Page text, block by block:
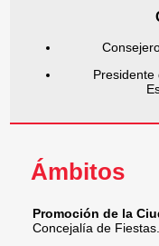
Presidente
Ámbitos
Promoción de la
Concejalía de